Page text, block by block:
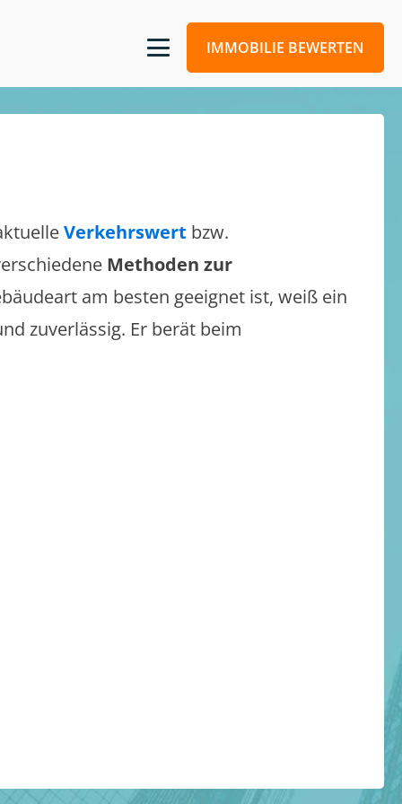
IMMOBILIE BEWERTEN
Verkehrswert bzw.
Methoden zur
am besten geeignet ist, weiß ein
zuverlässig. Er berät beim